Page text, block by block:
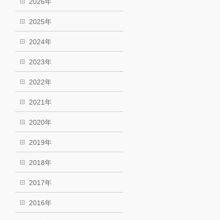
2025年
2024年
2023年
2022年
2021年
2020年
2019年
2018年
2017年
2016年